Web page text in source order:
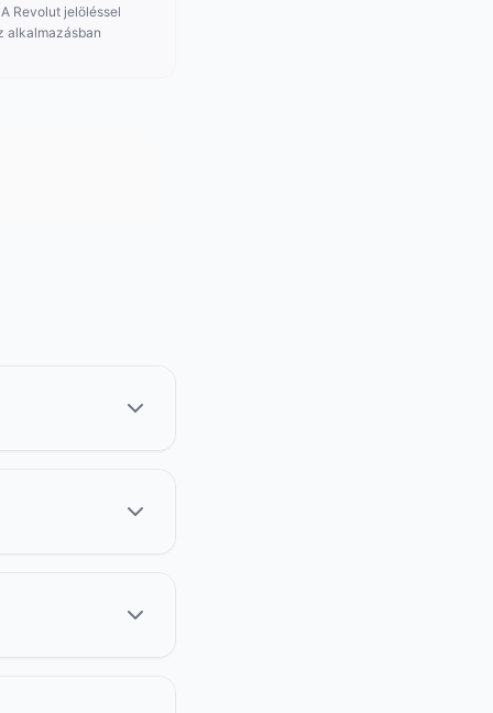
Revolut jelöléssel
alkalmazásban